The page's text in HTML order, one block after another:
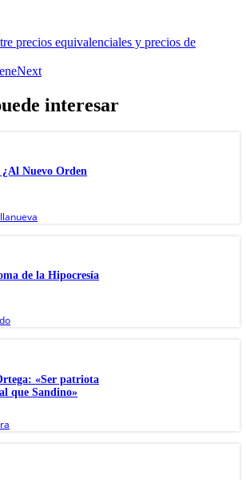
precios equivalenciales y precios de
Next
interesar
Nuevo Orden
de la Hipocresía
«Ser patriota
que Sandino»